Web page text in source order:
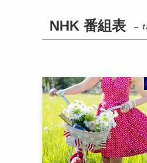
NHK 番組表 –